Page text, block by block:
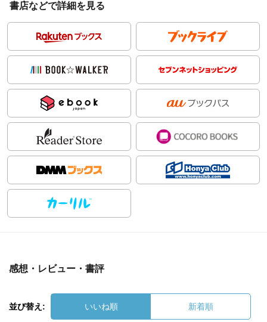
書店などで詳細を見る
感想・レビュー・書評
並び替え: いいね順 新着順